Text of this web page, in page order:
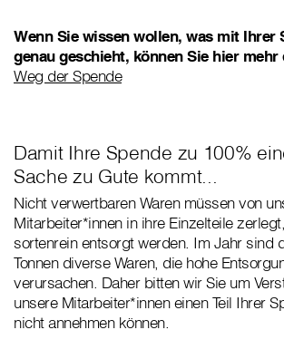
Wenn Sie wissen wollen, was mit Ihrer
genau geschieht, können Sie hier mehr
Weg der Spende
Damit Ihre Spende zu 100%
Sache zu Gute kommt...
Nicht verwertbaren Waren müssen von
Mitarbeiter*innen in ihre Einzelteile
sortenrein entsorgt werden. Im Jahr sind
Tonnen diverse Waren, die hohe
verursachen. Daher bitten wir Sie um
unsere Mitarbeiter*innen einen Teil Ihrer
nicht annehmen können.